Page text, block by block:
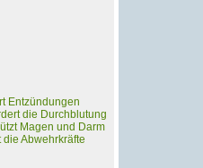
Entzündungen
die Durchblutung
Magen und Darm
die Abwehrkräfte